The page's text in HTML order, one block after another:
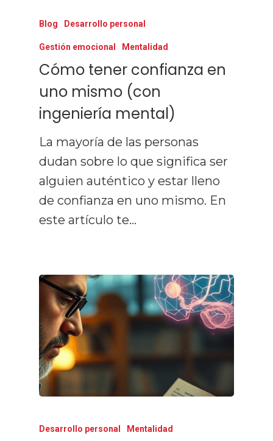
Blog Desarrollo personal
Gestión emocional Mentalidad
Cómo tener confianza en
uno mismo (con
ingeniería mental)
La mayoría de las personas
dudan sobre lo que significa ser
alguien auténtico y estar lleno
de confianza en uno mismo. En
este artículo te…
Desarrollo personal Mentalidad